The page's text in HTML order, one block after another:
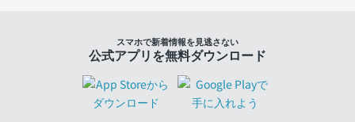
スマホで新着情報を見逃さない
公式アプリを無料ダウンロード